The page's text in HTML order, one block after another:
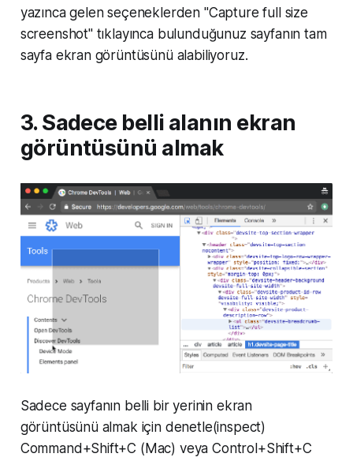
yazınca gelen seçeneklerden "Capture full size
screenshot" tıklayınca bulunduğunuz sayfanın tam
sayfa ekran görüntüsünü alabiliyoruz.
3. Sadece belli alanın ekran
görüntüsünü almak
Sadece sayfanın belli bir yerinin ekran
görüntüsünü almak için denetle(inspect)
Command+Shift+C (Mac) veya Control+Shift+C